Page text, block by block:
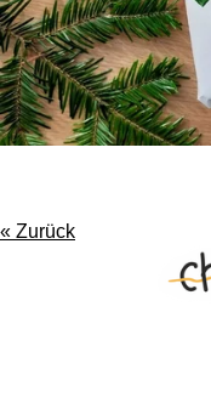
« Zurück